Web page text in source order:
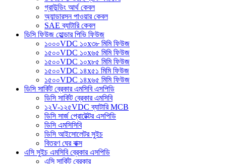
গ্রাউন্ডিং আর্থ কেবল
অ্যান্ডারসন পাওয়ার কেবল
SAE ব্যাটারি কেবল
ডিসি ফিউজ হোল্ডার পিভি ফিউজ
১০০০VDC ১০x৩৮ মিমি ফিউজ
১৫০০VDC ১০x৬৫ মিমি ফিউজ
১৫০০VDC ১০x৮৫ মিমি ফিউজ
১৫০০VDC ১৪x৫১ মিমি ফিউজ
১৫০০VDC ১৪x৬৫ মিমি ফিউজ
ডিসি সার্কিট ব্রেকার এমসিবি এসপিডি
ডিসি সার্কিট ব্রেকার এমসিবি
১২V-১২৫VDC ব্যাটারি MCB
ডিসি সার্জ প্রোটেক্টর এসপিডি
ডিসি এমসিসিবি
ডিসি আইসোলেটর সুইচ
বিতরণ ঘের বাক্স
এসি সুইচ এমসিবি ব্রেকার এসপিডি
এসি সার্কিট ব্রেকার